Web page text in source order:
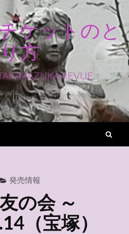
ケットのと
り方
REVUE
Google+LinkedinInstagram
YoutubePinterest
Tumblr
発売情報
の会 ～
（宝塚）